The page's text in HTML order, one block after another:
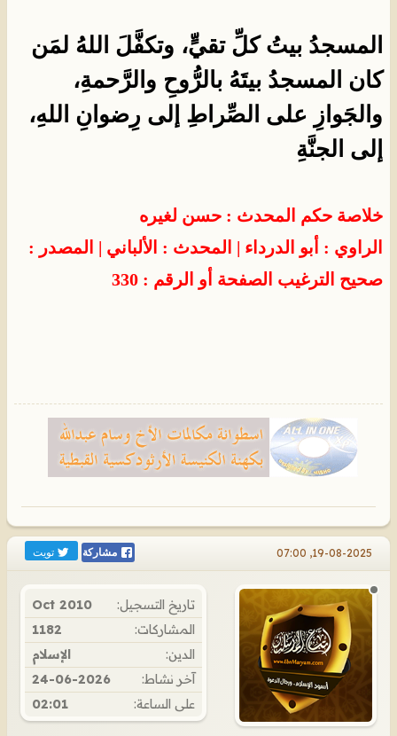
المسجدُ بيتُ كلِّ تقيٍّ، وتكفَّلَ اللهُ لمَن
كان المسجدُ بيتَهُ بالرُّوحِ والرَّحمةِ،
والجَوازِ على الصِّراطِ إلى رِضوانِ اللهِ،
إلى الجنَّةِ
خلاصة حكم المحدث : حسن لغيره
الراوي : أبو الدرداء | المحدث : الألباني | المصدر :
صحيح الترغيب الصفحة أو الرقم : 330
19-08-2025, 07:00 مشاركة تويت
تاريخ التسجيل:
Oct 2010
المشاركات:
1182
الدين:
الإسلام
آخر نشاط:
24-06-2026
على الساعة:
02:01